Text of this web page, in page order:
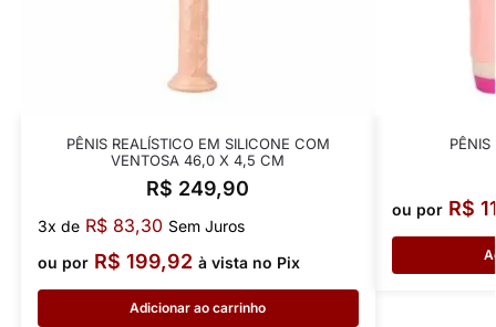
PÊNIS REALÍSTICO EM SILICONE COM
VENTOSA 46,0 X 4,5 CM
R$ 249,90
3x de R$83,30 Sem Juros
ou por R$ 199,92 à vista no Pix
Adicionar ao carrinho
PÊNIS
ou por R$